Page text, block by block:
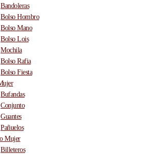
Bandoleras
Bolso Hombro
Bolso Mano
Bolso Lois
Mochila
Bolso Rafia
Bolso Fiesta
Bufandas
Conjunto
Guantes
Pañuelos
Mujer
Billeteros